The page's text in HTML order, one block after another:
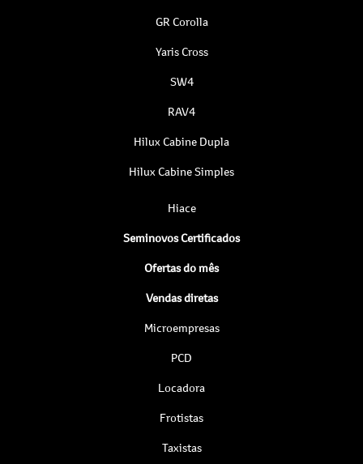
GR Corolla
Yaris Cross
SW4
RAV4
Hilux Cabine Dupla
Hilux Cabine Simples
Hiace
Seminovos Certificados
Ofertas do mês
Vendas diretas
Microempresas
PCD
Locadora
Frotistas
Taxistas